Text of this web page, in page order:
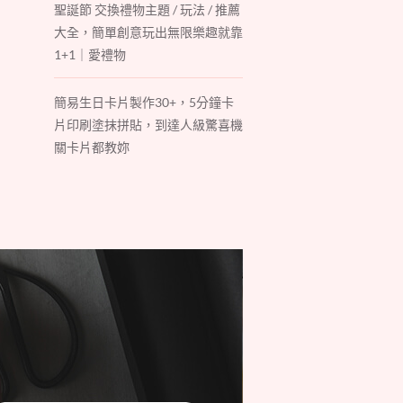
聖誕節 交換禮物主題 / 玩法 / 推薦
大全，簡單創意玩出無限樂趣就靠
1+1｜愛禮物
簡易生日卡片製作30+，5分鐘卡
片印刷塗抹拼貼，到達人級驚喜機
關卡片都教妳